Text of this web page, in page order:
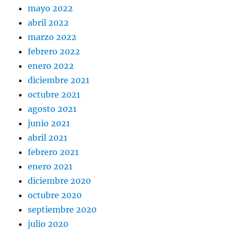
mayo 2022
abril 2022
marzo 2022
febrero 2022
enero 2022
diciembre 2021
octubre 2021
agosto 2021
junio 2021
abril 2021
febrero 2021
enero 2021
diciembre 2020
octubre 2020
septiembre 2020
julio 2020